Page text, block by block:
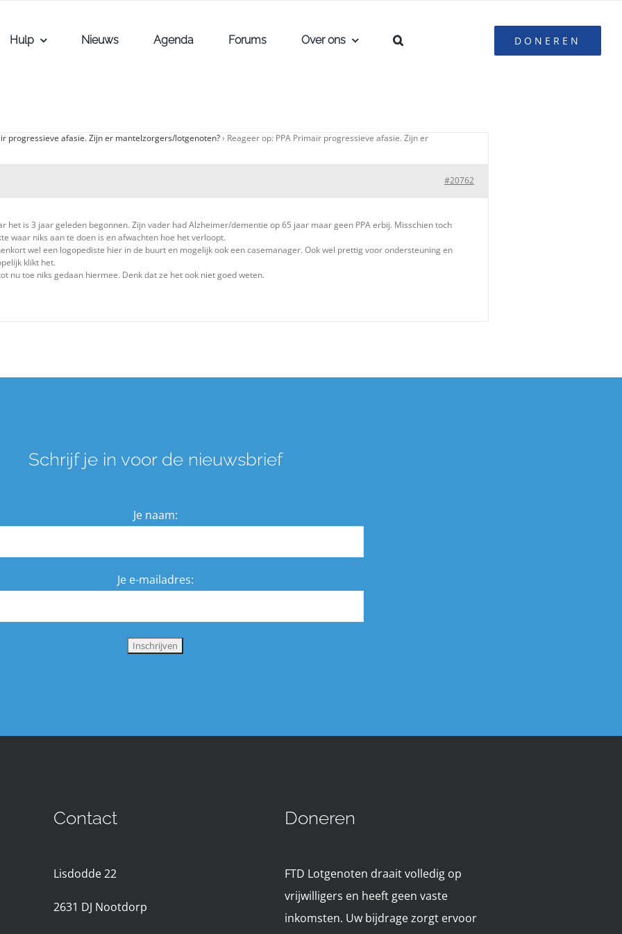
Hulp Nieuws Agenda Forums Over ons DONEREN
progressieve afasie. Zijn er mantelzorgers/lotgenoten?› Reageer op: PPA Primair progressieve afasie. Zijn er
#20762
het is 3 jaar geleden begonnen. Zijn vader had Alzheimer/dementie op 65 jaar maar geen PPA erbij. Misschien toch
waar niks aan te doen is en afwachten hoe het verloopt.
wel een logopediste hier in de buurt en mogelijk ook een casemanager. Ook wel prettig voor ondersteuning en
klikt het.
nu toe niks gedaan hiermee. Denk dat ze het ook niet goed weten.
Schrijf je in voor de nieuwsbrief
Je naam:
Je e-mailadres:
Contact
Lisdodde 22
2631 DJ Nootdorp
Doneren
FTD Lotgenoten draait volledig op
vrijwilligers en heeft geen vaste
inkomsten. Uw bijdrage zorgt ervoor